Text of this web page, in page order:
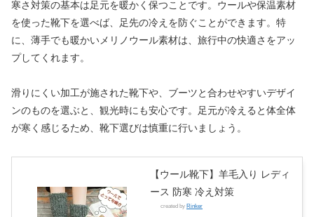
寒さ対策の基本は足元を暖かく保つことです。ウールや保温素材
を使った靴下を選べば、足先の冷えを防ぐことができます。特
に、薄手でも暖かいメリノウール素材は、旅行中の快適さをアッ
プしてくれます。
滑りにくい加工が施された靴下や、ブーツと合わせやすいデザイ
ンのものを選ぶと、観光時にも安心です。足元が冷えると体全体
が寒く感じるため、靴下選びは慎重に行いましょう。
【ウール靴下】羊毛入り レディ
ース 防寒 冷え対策
created by Rinker